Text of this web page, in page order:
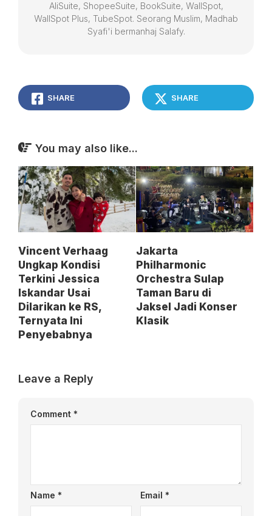
AliSuite, ShopeeSuite, BookSuite, WallSpot,
WallSpot Plus, TubeSpot. Seorang Muslim, Madhab
Syafi'i bermanhaj Salafy.
SHARE SHARE
You may also like...
Vincent Verhaag
Ungkap Kondisi
Terkini Jessica
Iskandar Usai
Dilarikan ke RS,
Ternyata Ini
Penyebabnya
Jakarta
Philharmonic
Orchestra Sulap
Taman Baru di
Jaksel Jadi Konser
Klasik
Leave a Reply
Comment *
Name * Email *